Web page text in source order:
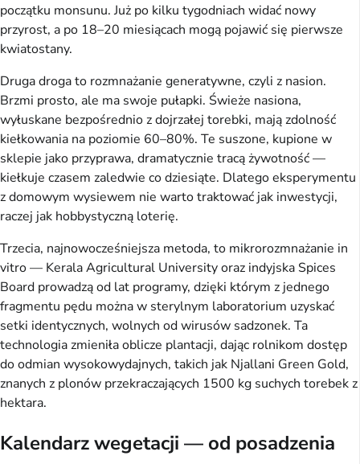
początku monsunu. Już po kilku tygodniach widać nowy
przyrost, a po 18–20 miesiącach mogą pojawić się pierwsze
kwiatostany.
Druga droga to rozmnażanie generatywne, czyli z nasion.
Brzmi prosto, ale ma swoje pułapki. Świeże nasiona,
wyłuskane bezpośrednio z dojrzałej torebki, mają zdolność
kiełkowania na poziomie 60–80%. Te suszone, kupione w
sklepie jako przyprawa, dramatycznie tracą żywotność —
kiełkuje czasem zaledwie co dziesiąte. Dlatego eksperymentu
z domowym wysiewem nie warto traktować jak inwestycji,
raczej jak hobbystyczną loterię.
Trzecia, najnowocześniejsza metoda, to mikrorozmnażanie in
vitro — Kerala Agricultural University oraz indyjska Spices
Board prowadzą od lat programy, dzięki którym z jednego
fragmentu pędu można w sterylnym laboratorium uzyskać
setki identycznych, wolnych od wirusów sadzonek. Ta
technologia zmieniła oblicze plantacji, dając rolnikom dostęp
do odmian wysokowydajnych, takich jak Njallani Green Gold,
znanych z plonów przekraczających 1500 kg suchych torebek z
hektara.
Kalendarz wegetacji — od posadzenia